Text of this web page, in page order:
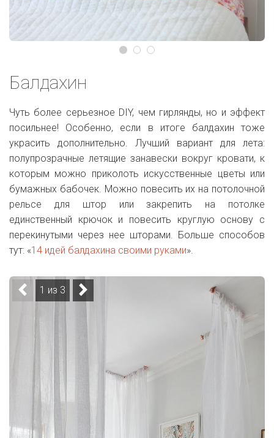
Балдахин
Чуть более серьезное DIY, чем гирлянды, но и эффект
посильнее! Особенно, если в итоге балдахин тоже
украсить дополнительно. Лучший вариант для лета:
полупрозрачные летящие занавески вокруг кровати, к
которым можно приколоть искусственные цветы или
бумажных бабочек. Можно повесить их на потолочной
рельсе для штор или закрепить на потолке
единственный крючок и повесить круглую основу с
перекинутыми через нее шторами. Больше способов
тут: «14 идей балдахина своими руками».
1 из 3